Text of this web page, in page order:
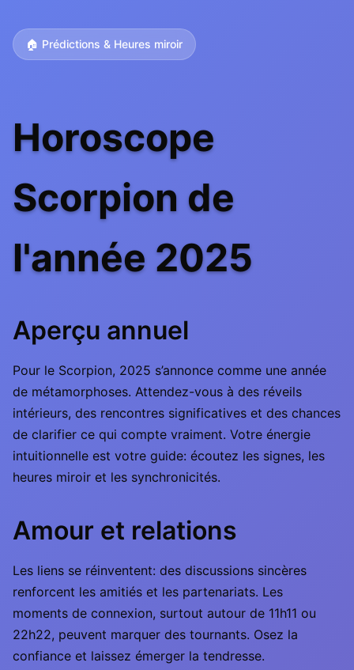
🏠 Prédictions & Heures miroir
Horoscope
Scorpion de
l'année 2025
Aperçu annuel
Pour le Scorpion, 2025 s’annonce comme une année
de métamorphoses. Attendez-vous à des réveils
intérieurs, des rencontres significatives et des chances
de clarifier ce qui compte vraiment. Votre énergie
intuitionnelle est votre guide: écoutez les signes, les
heures miroir et les synchronicités.
Amour et relations
Les liens se réinventent: des discussions sincères
renforcent les amitiés et les partenariats. Les
moments de connexion, surtout autour de 11h11 ou
22h22, peuvent marquer des tournants. Osez la
confiance et laissez émerger la tendresse.